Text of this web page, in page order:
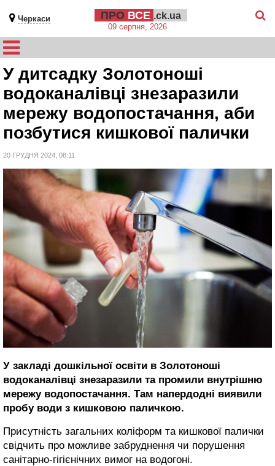
Черкаси ПРО ВСЕ .ck.ua
09 серпня, 2026
У дитсадку Золотоноші
водоканалівці знезаразили
мережу водопостачання, аби
позбутися кишкової палички
20 ГРУДНЯ 2024, 08:11
У закладі дошкільної освіти в Золотоноші
водоканалівці знезаразили та промили внутрішню
мережу водопостачання. Там напердодні виявили
пробу води з кишковою паличкою.
Присутність загальних коліформ та кишкової палички
свідчить про можливе забруднення чи порушення
санітарно-гігієнічних вимог на водогоні.